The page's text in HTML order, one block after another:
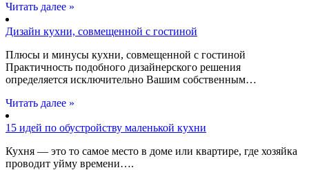
Читать далее »
Дизайн кухни, совмещенной с гостиной
Плюсы и минусы кухни, совмещенной с гостиной
Практичность подобного дизайнерского решения
определяется исключительно Вашим собственным…
Читать далее »
15 идей по обустройству маленькой кухни
Кухня — это то самое место в доме или квартире, где хозяйка
проводит уйму времени….